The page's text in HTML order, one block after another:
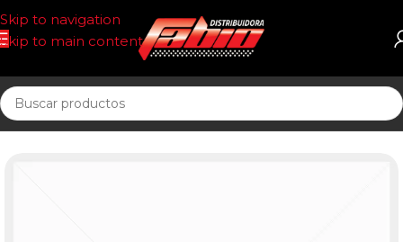
Skip to navigation
Skip to main content
Inicio PASTILLAS DE FRENO